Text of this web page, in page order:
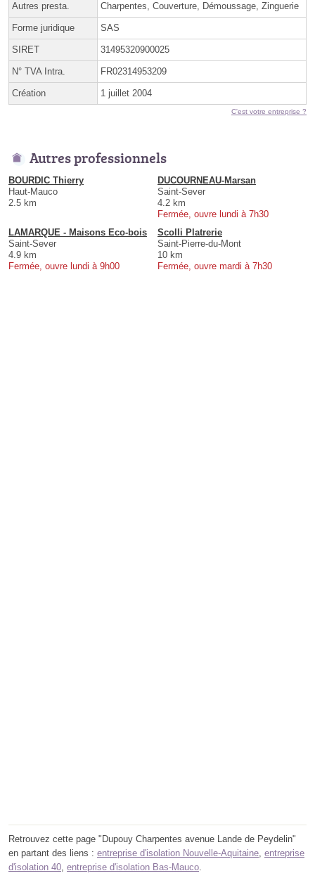
Autres presta. Charpentes, Couverture, Démoussage, Zinguerie
Forme juridique SAS
SIRET 31495320900025
N° TVA Intra. FR02314953209
Création 1 juillet 2004
C'est votre entreprise ?
Autres professionnels
BOURDIC Thierry
Haut-Mauco
2.5 km
DUCOURNEAU-Marsan
Saint-Sever
4.2 km
Fermée, ouvre lundi à 7h30
LAMARQUE - Maisons Eco-bois
Saint-Sever
4.9 km
Fermée, ouvre lundi à 9h00
Scolli Platrerie
Saint-Pierre-du-Mont
10 km
Fermée, ouvre mardi à 7h30
Retrouvez cette page "Dupouy Charpentes avenue Lande de Peydelin"
en partant des liens : entreprise d'isolation Nouvelle-Aquitaine, entreprise
d'isolation 40, entreprise d'isolation Bas-Mauco.